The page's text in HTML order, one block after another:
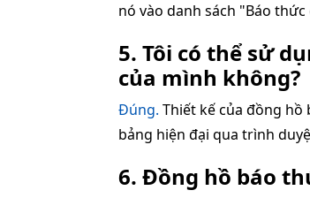
nó vào danh sách "Báo
5. Tôi có thể sử
của mình không?
Đúng. Thiết kế của đồng
bảng hiện đại qua trình
6. Đồng hồ báo